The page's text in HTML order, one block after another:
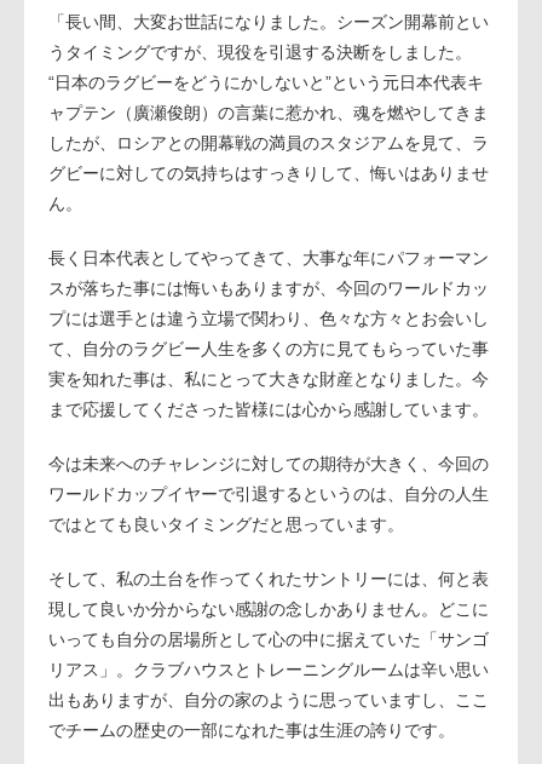
「長い間、大変お世話になりました。シーズン開幕前とい
うタイミングですが、現役を引退する決断をしました。
“日本のラグビーをどうにかしないと”という元日本代表キ
ャプテン（廣瀬俊朗）の言葉に惹かれ、魂を燃やしてきま
したが、ロシアとの開幕戦の満員のスタジアムを見て、ラ
グビーに対しての気持ちはすっきりして、悔いはありませ
ん。
長く日本代表としてやってきて、大事な年にパフォーマン
スが落ちた事には悔いもありますが、今回のワールドカッ
プには選手とは違う立場で関わり、色々な方々とお会いし
て、自分のラグビー人生を多くの方に見てもらっていた事
実を知れた事は、私にとって大きな財産となりました。今
まで応援してくださった皆様には心から感謝しています。
今は未来へのチャレンジに対しての期待が大きく、今回の
ワールドカップイヤーで引退するというのは、自分の人生
ではとても良いタイミングだと思っています。
そして、私の土台を作ってくれたサントリーには、何と表
現して良いか分からない感謝の念しかありません。どこに
いっても自分の居場所として心の中に据えていた「サンゴ
リアス」。クラブハウスとトレーニングルームは辛い思い
出もありますが、自分の家のように思っていますし、ここ
でチームの歴史の一部になれた事は生涯の誇りです。